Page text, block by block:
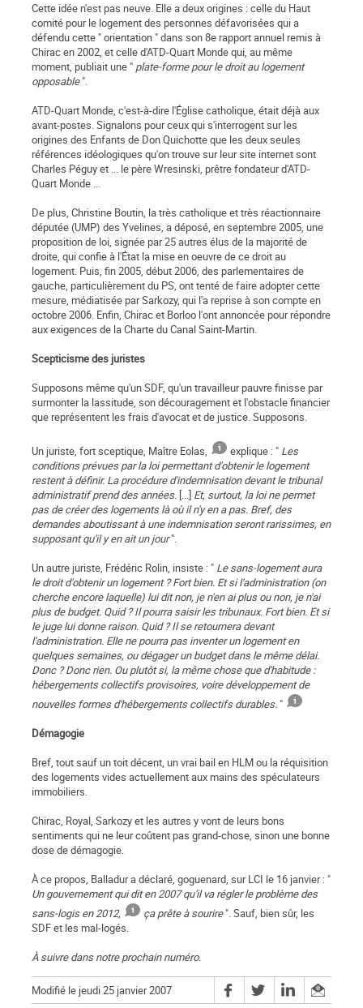
Cette idée n'est pas neuve. Elle a deux origines : celle du Haut
comité pour le logement des personnes défavorisées qui a
défendu cette " orientation " dans son 8e rapport annuel remis à
Chirac en 2002, et celle d'ATD-Quart Monde qui, au même
moment, publiait une " plate-forme pour le droit au logement
opposable".
ATD-Quart Monde, c'est-à-dire l'Église catholique, était déjà aux
avant-postes. Signalons pour ceux qui s'interrogent sur les
origines des Enfants de Don Quichotte que les deux seules
références idéologiques qu'on trouve sur leur site internet sont
Charles Péguy et ... le père Wresinski, prêtre fondateur d'ATD-
Quart Monde ...
De plus, Christine Boutin, la très catholique et très réactionnaire
députée (UMP) des Yvelines, a déposé, en septembre 2005, une
proposition de loi, signée par 25 autres élus de la majorité de
droite, qui confie à l'État la mise en oeuvre de ce droit au
logement. Puis, fin 2005, début 2006, des parlementaires de
gauche, particulièrement du PS, ont tenté de faire adopter cette
mesure, médiatisée par Sarkozy, qui l'a reprise à son compte en
octobre 2006. Enfin, Chirac et Borloo l'ont annoncée pour répondre
aux exigences de la Charte du Canal Saint-Martin.
Scepticisme des juristes
Supposons même qu'un SDF, qu'un travailleur pauvre finisse par
surmonter la lassitude, son découragement et l'obstacle financier
que représentent les frais d'avocat et de justice. Supposons.
Un juriste, fort sceptique, Maître Eolas, explique : " Les
conditions prévues par la loi permettant d'obtenir le logement
restent à définir. La procédure d'indemnisation devant le tribunal
administratif prend des années. [...] Et, surtout, la loi ne permet
pas de créer des logements là où il n'y en a pas. Bref, des
demandes aboutissant à une indemnisation seront rarissimes, en
supposant qu'il y en ait un jour".
Un autre juriste, Frédéric Rolin, insiste : " Le sans-logement aura
le droit d'obtenir un logement ? Fort bien. Et si l'administration (on
cherche encore laquelle) lui dit non, je n'en ai plus ou non, je n'ai
plus de budget. Quid ? Il pourra saisir les tribunaux. Fort bien. Et si
le juge lui donne raison. Quid ? Il se retournera devant
l'administration. Elle ne pourra pas inventer un logement en
quelques semaines, ou dégager un budget dans le même délai.
Donc ? Donc rien. Ou plutôt si, la même chose que d'habitude :
hébergements collectifs provisoires, voire développement de
nouvelles formes d'hébergements collectifs durables."
Démagogie
Bref, tout sauf un toit décent, un vrai bail en HLM ou la réquisition
des logements vides actuellement aux mains des spéculateurs
immobiliers.
Chirac, Royal, Sarkozy et les autres y vont de leurs bons
sentiments qui ne leur coûtent pas grand-chose, sinon une bonne
dose de démagogie.
À ce propos, Balladur a déclaré, goguenard, sur LCI le 16 janvier : "
Un gouvernement qui dit en 2007 qu'il va régler le problème des
sans-logis en 2012,
ça prête à sourire". Sauf, bien sûr, les
SDF et les mal-logés.
À suivre dans notre prochain numéro.
Modifié le jeudi 25 janvier 2007